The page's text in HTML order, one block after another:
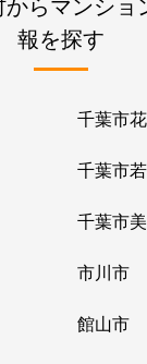
報を探す
千葉市
千葉市
千葉市
市川市
館山市